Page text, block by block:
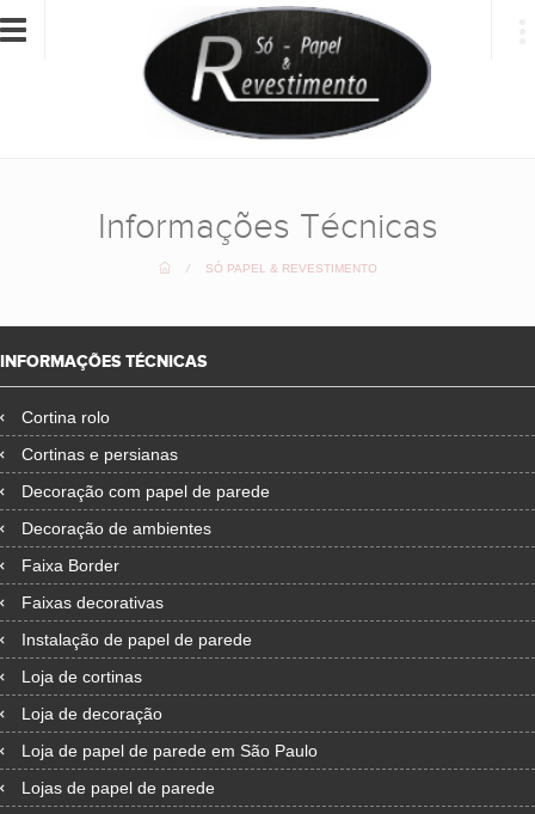
Toggle
Informações Técnicas
/ SÓ PAPEL & REVESTIMENTO
INFORMAÇÕES TÉCNICAS
Cortina rolo
Cortinas e persianas
Decoração com papel de parede
Decoração de ambientes
Faixa Border
Faixas decorativas
Instalação de papel de parede
Loja de cortinas
Loja de decoração
Loja de papel de parede em São Paulo
Lojas de papel de parede